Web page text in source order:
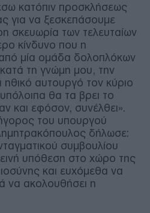
κατόπιν προσκλήσεως
για να ξεσκεπάσουμε
σκευωρία των τελευταίων
κίνδυνο που η
μία ομάδα δολοπλόκων
τη γνώμη μου, την
ηθικό αυτουργό τον κύριο
θα τα βρει το
και εφόσον, συνέλθει».
του υπουργού
δήλωσε:
συμβουλίου
υπόθεση στο χώρο της
και ευχόμεθα να
να ακολουθήσει η